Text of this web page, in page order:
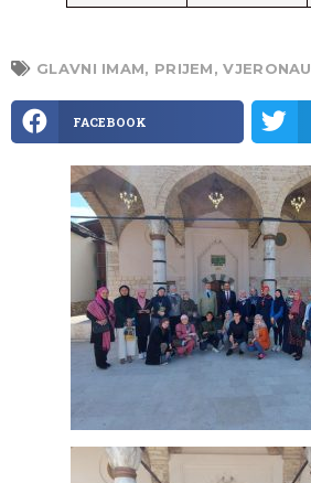
GLAVNI IMAM, PRIJEM,
FACEBOOK